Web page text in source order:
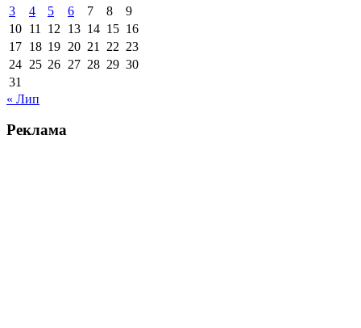
3
4 5 6 7 8
9
10 11 12 13 14 15 16
17 18 19 20 21 22 23
24 25 26 27 28 29 30
31
« Лип
Реклама